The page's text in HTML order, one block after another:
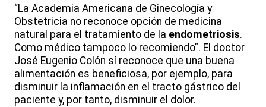
“La Academia Americana de Ginecología y
Obstetricia no reconoce opción de medicina
natural para el tratamiento de la endometriosis.
Como médico tampoco lo recomiendo”. El doctor
José Eugenio Colón sí reconoce que una buena
alimentación es beneficiosa, por ejemplo, para
disminuir la inflamación en el tracto gástrico del
paciente y, por tanto, disminuir el dolor.